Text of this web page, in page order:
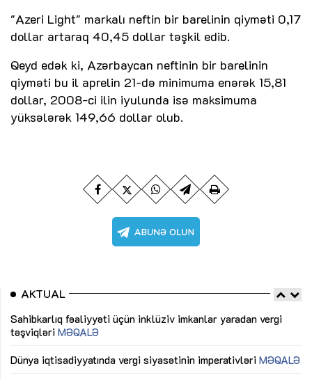
"Azeri Light" markalı neftin bir barelinin qiyməti 0,17
dollar artaraq 40,45 dollar təşkil edib.
Qeyd edək ki, Azərbaycan neftinin bir barelinin
qiyməti bu il aprelin 21-də minimuma enərək 15,81
dollar, 2008-ci ilin iyulunda isə maksimuma
yüksələrək 149,66 dollar olub.
AKTUAL
Sahibkarlıq fəaliyyəti üçün inklüziv imkanlar yaradan vergi
təşviqləri MƏQALƏ
Dünya iqtisadiyyatında vergi siyasətinin imperativləri MƏQALƏ